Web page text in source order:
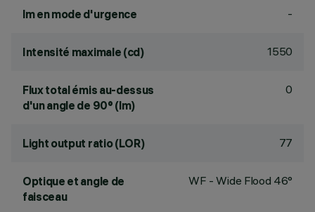
lm en mode d'urgence -
Intensité maximale (cd) 1550
Flux total émis au-dessus
d'un angle de 90° (lm)
0
Light output ratio (LOR) 77
Optique et angle de
faisceau
WF - Wide Flood 46°